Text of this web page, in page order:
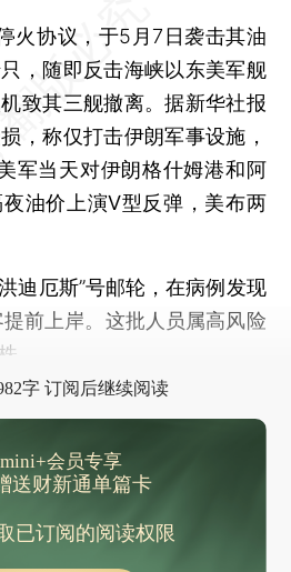
火协议 ，于5月7日袭击其油
， 随即反击海峡以东美军舰
致其三舰撤离。据新华社报
，称仅打击伊朗军事设施，
军当天对伊朗格什姆港和阿
夜油价上演V型反弹，美布两
迪厄斯”号邮轮，在病例发现
前上岸。这批人员属高风险
字 订阅后继续阅读
会员专享
送财新通单篇卡
已订阅的阅读权限